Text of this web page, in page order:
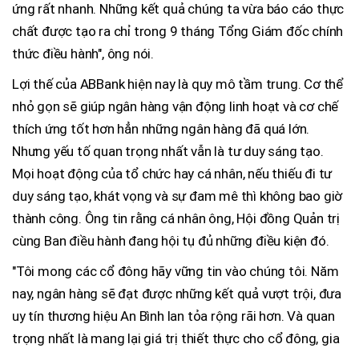
ứng rất nhanh. Những kết quả chúng ta vừa báo cáo thực
chất được tạo ra chỉ trong 9 tháng Tổng Giám đốc chính
thức điều hành", ông nói.
Lợi thế của ABBank hiện nay là quy mô tầm trung. Cơ thể
nhỏ gọn sẽ giúp ngân hàng vận động linh hoạt và cơ chế
thích ứng tốt hơn hẳn những ngân hàng đã quá lớn.
Nhưng yếu tố quan trọng nhất vẫn là tư duy sáng tạo.
Mọi hoạt động của tổ chức hay cá nhân, nếu thiếu đi tư
duy sáng tạo, khát vọng và sự đam mê thì không bao giờ
thành công. Ông tin rằng cá nhân ông, Hội đồng Quản trị
cùng Ban điều hành đang hội tụ đủ những điều kiện đó.
"Tôi mong các cổ đông hãy vững tin vào chúng tôi. Năm
nay, ngân hàng sẽ đạt được những kết quả vượt trội, đưa
uy tín thương hiệu An Bình lan tỏa rộng rãi hơn. Và quan
trọng nhất là mang lại giá trị thiết thực cho cổ đông, gia